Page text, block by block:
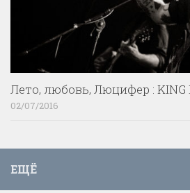
Лето, любовь, Люцифер : KING
02/07/2016
ЕЩЁ